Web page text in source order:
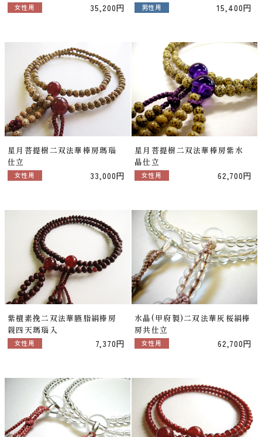
35,200円
女性用 15,400円
男性用
星月菩提樹二双法華棒房瑪瑙
仕立
33,000円
女性用
星月菩提樹二双法華棒房紫水
晶仕立
62,700円
女性用
紫檀素挽二双法華臙脂絹棒房
親四天瑪瑙入
7,370円
女性用
水晶(甲府製)二双法華灰桜絹棒
房共仕立
62,700円
女性用